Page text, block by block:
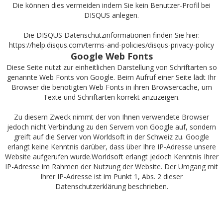
Die können dies vermeiden indem Sie kein Benutzer-Profil bei
DISQUS anlegen.
Die DISQUS Datenschutzinformationen finden Sie hier:
https://help.disqus.com/terms-and-policies/disqus-privacy-policy
Google Web Fonts
Diese Seite nutzt zur einheitlichen Darstellung von Schriftarten so
genannte Web Fonts von Google. Beim Aufruf einer Seite lädt Ihr
Browser die benötigten Web Fonts in ihren Browsercache, um
Texte und Schriftarten korrekt anzuzeigen.
Zu diesem Zweck nimmt der von Ihnen verwendete Browser
jedoch nicht Verbindung zu den Servern von Google auf, sondern
greift auf die Server von Worldsoft in der Schweiz zu. Google
erlangt keine Kenntnis darüber, dass über Ihre IP-Adresse unsere
Website aufgerufen wurde.Worldsoft erlangt jedoch Kenntnis Ihrer
IP-Adresse im Rahmen der Nutzung der Website. Der Umgang mit
Ihrer IP-Adresse ist im Punkt 1, Abs. 2 dieser
Datenschutzerklärung beschrieben.